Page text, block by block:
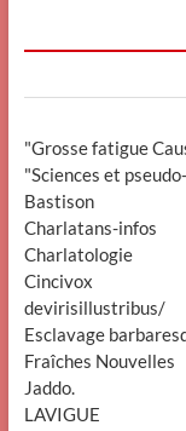
"Grosse fatigue
"Sciences et
Bastison
Charlatans-infos
Charlatologie
Cincivox
devirisillustribus/
Esclavage
Fraîches Nouvelles
Jaddo.
LAVIGUE